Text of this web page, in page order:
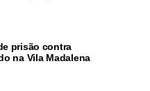
prisão contra
na Vila Madalena